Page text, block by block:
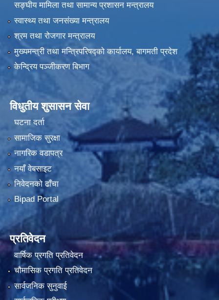
सङ्घीय मामिला तथा सामान्य प्रशासन मन्त्रालय
स्वास्थ्य तथा जनसंख्या मन्त्रालय
श्रम तथा रोजगार मन्त्रालय
मुख्यमन्त्री तथा मन्त्रिपरिषद्को कार्यालय, बागमती प्रदेश
केन्द्रिय पञ्जीकरण बिभाग
विधुतीय शुसासन सेवा
घटना दर्ता
सामाजिक सुरक्षा
नागरिक वडापत्र
नयाँ वेबसाइट
निवेदनको ढाँचा
Bipad Portal
प्रतिवेदन
वार्षिक प्रगति प्रतिवेदन
चौमासिक प्रगति प्रतिवेदन
सार्वजनिक सुनुवाई